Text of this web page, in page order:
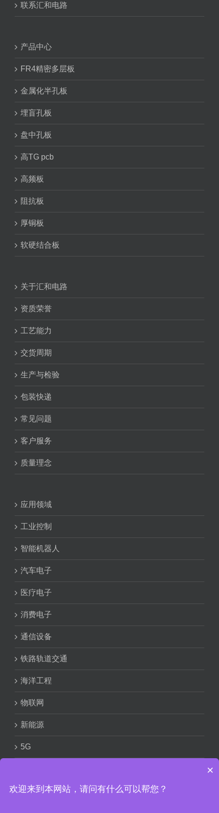
联系汇和电路
产品中心
FR4精密多层板
金属化半孔板
埋盲孔板
盘中孔板
高TG pcb
高频板
阻抗板
厚铜板
软硬结合板
关于汇和电路
资质荣誉
工艺能力
交货周期
生产与检验
包装快递
常见问题
客户服务
质量理念
应用领域
工业控制
智能机器人
汽车电子
医疗电子
消费电子
通信设备
铁路轨道交通
海洋工程
物联网
新能源
5G
×
欢迎来到本网站，请问有什么可以帮您？